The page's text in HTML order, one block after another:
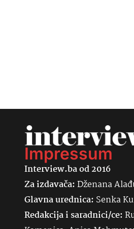
Impressum
Interview.ba od 2016
Za izdavača:Dženana
Glavna urednica: Senka
Redakcija i saradnici/ce: